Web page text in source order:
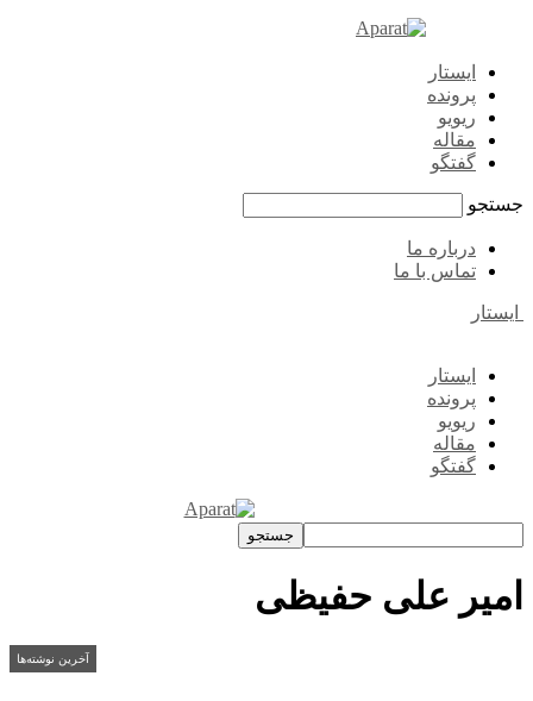
ایستار
پرونده
ریویو
مقاله
گفتگو
جستجو
درباره ما
تماس با ما
ایستار
ایستار
پرونده
ریویو
مقاله
گفتگو
امیر علی حفیظی
آخرین نوشته‌ها